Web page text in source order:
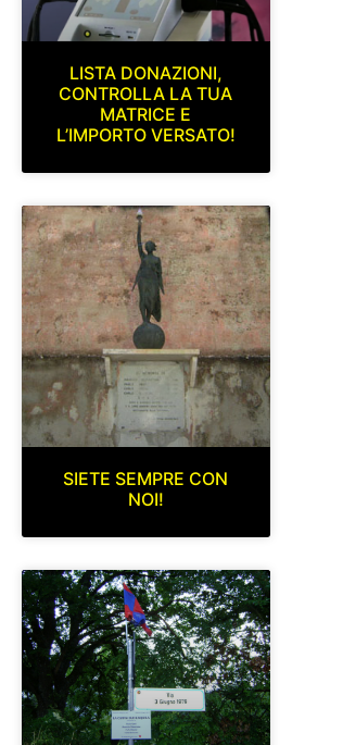
LISTA DONAZIONI,
CONTROLLA LA TUA
MATRICE E
L’IMPORTO VERSATO!
SIETE SEMPRE CON
NOI!